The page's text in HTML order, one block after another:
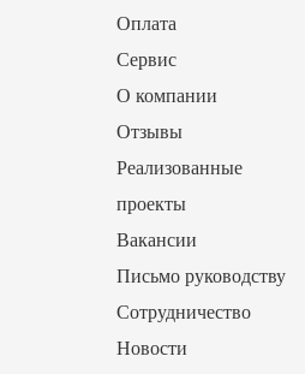
Оплата
Сервис
О компании
Отзывы
Реализованные
проекты
Вакансии
Письмо руководству
Сотрудничество
Новости